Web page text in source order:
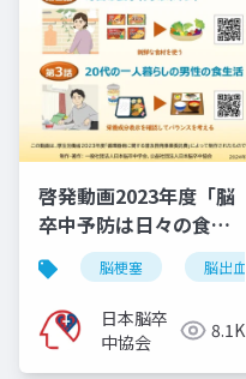
啓発動画2023年度「脳
卒中予防は日々の食事
から」脳梗塞 脳出血
日本脳卒
中協会
8.1K